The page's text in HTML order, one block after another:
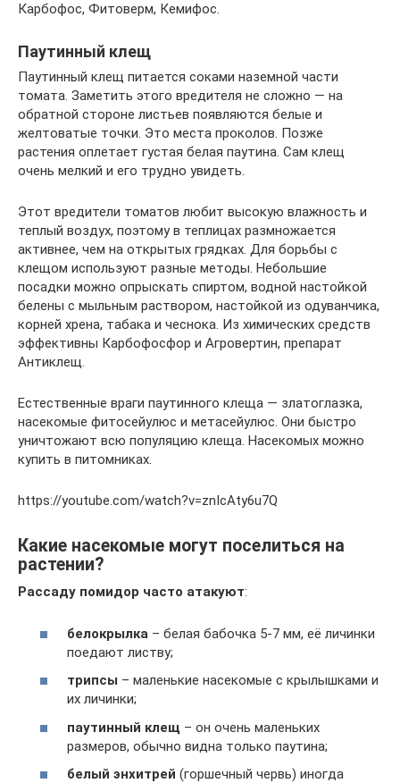
Карбофос, Фитоверм, Кемифос.
Паутинный клещ
Паутинный клещ питается соками наземной части
томата. Заметить этого вредителя не сложно — на
обратной стороне листьев появляются белые и
желтоватые точки. Это места проколов. Позже
растения оплетает густая белая паутина. Сам клещ
очень мелкий и его трудно увидеть.
Этот вредители томатов любит высокую влажность и
теплый воздух, поэтому в теплицах размножается
активнее, чем на открытых грядках. Для борьбы с
клещом используют разные методы. Небольшие
посадки можно опрыскать спиртом, водной настойкой
белены с мыльным раствором, настойкой из одуванчика,
корней хрена, табака и чеснока. Из химических средств
эффективны Карбофосфор и Агровертин, препарат
Антиклещ.
Естественные враги паутинного клеща — златоглазка,
насекомые фитосейулюс и метасейулюс. Они быстро
уничтожают всю популяцию клеща. Насекомых можно
купить в питомниках.
https://youtube.com/watch?v=znIcAty6u7Q
Какие насекомые могут поселиться на
растении?
Рассаду помидор часто атакуют:
белокрылка – белая бабочка 5-7 мм, её личинки
поедают листву;
трипсы – маленькие насекомые с крылышками и
их личинки;
паутинный клещ – он очень маленьких
размеров, обычно видна только паутина;
белый энхитрей (горшечный червь) иногда